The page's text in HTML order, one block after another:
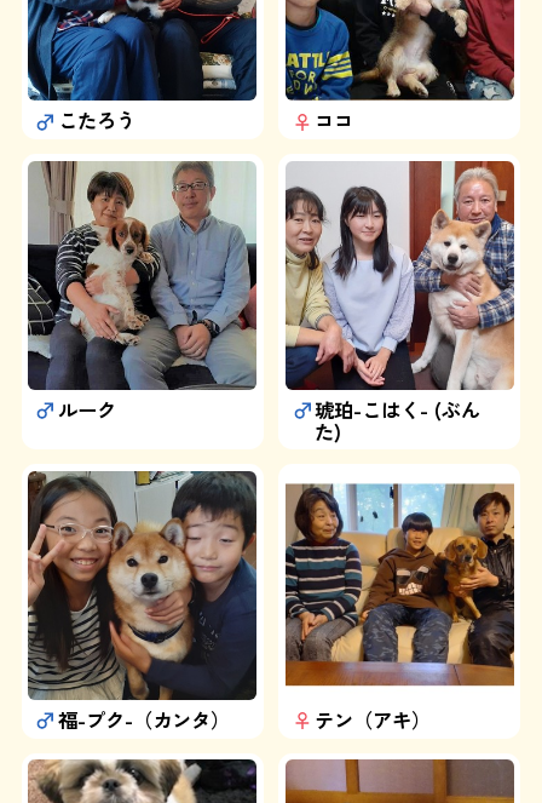
運営：藤和那須リゾート株式会社
こたろう ココ
ルーク 琥珀-こはく- (ぶん
た)
福-プク-（カンタ） テン（アキ）